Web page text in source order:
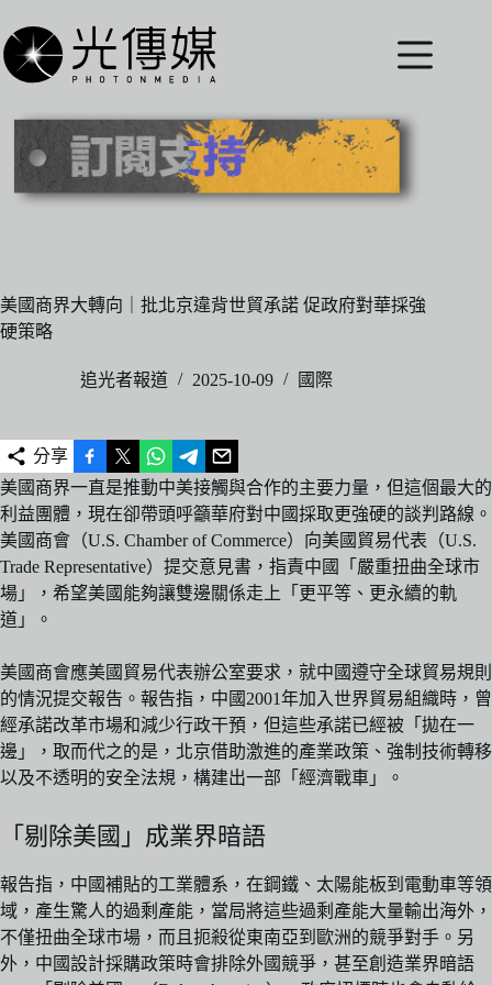
至
主
內
美國商界大轉向｜批北京違背世貿承諾 促政府對華採強
硬策略
追光者報道 2025-10-09 國際
分享
美國商界一直是推動中美接觸與合作的主要力量，但這個最大的
利益團體，現在卻帶頭呼籲華府對中國採取更強硬的談判路線。
美國商會（U.S. Chamber of Commerce）向美國貿易代表（U.S.
Trade Representative）提交意見書，指責中國「嚴重扭曲全球市
場」，希望美國能夠讓雙邊關係走上「更平等、更永續的軌
道」。
美國商會應美國貿易代表辦公室要求，就中國遵守全球貿易規則
的情況提交報告。報告指，中國2001年加入世界貿易組織時，曾
經承諾改革市場和減少行政干預，但這些承諾已經被「拋在一
邊」，取而代之的是，北京借助激進的產業政策、強制技術轉移
以及不透明的安全法規，構建出一部「經濟戰車」。
「剔除美國」成業界暗語
報告指，中國補貼的工業體系，在鋼鐵、太陽能板到電動車等領
域，產生驚人的過剩產能，當局將這些過剩產能大量輸出海外，
不僅扭曲全球市場，而且扼殺從東南亞到歐洲的競爭對手。另
外，中國設計採購政策時會排除外國競爭，甚至創造業界暗語